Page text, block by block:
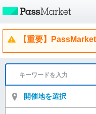
【重要】
開催地を選択